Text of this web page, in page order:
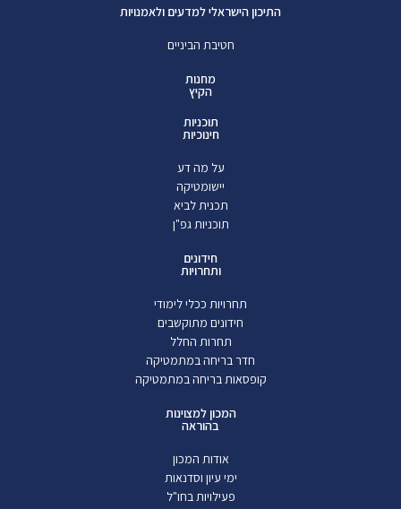
התיכון הישראלי למדעים ולאמנויות
חטיבת הביניים
מחנות
הקיץ
תוכניות
חינוכיות
על מה דע
יישומטיקה
תכנית לביא
תוכניות גפ"ן
חידונים
ותחרויות
תחרויות ככלי לימודי
חידונים מתוקשבים
תחרות החלל
חדר בריחה במתמטיקה
קופסאות בריחה במתמטיקה
המכון למצוינות
בהוראה
אודות המכון
ימי עיון וסדנאות
פעילויות בחו"ל